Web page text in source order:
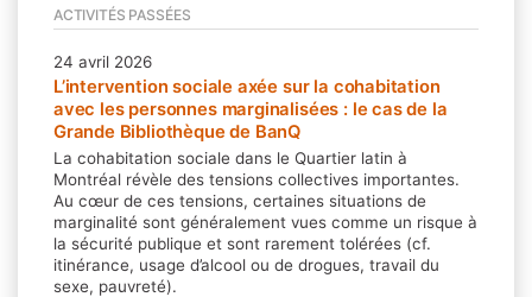
ACTIVITÉS PASSÉES
24 avril 2026
L’intervention sociale axée sur la cohabitation
avec les personnes marginalisées : le cas de la
Grande Bibliothèque de BanQ
La cohabitation sociale dans le Quartier latin à
Montréal révèle des tensions collectives importantes.
Au cœur de ces tensions, certaines situations de
marginalité sont généralement vues comme un risque à
la sécurité publique et sont rarement tolérées (cf.
itinérance, usage d’alcool ou de drogues, travail du
sexe, pauvreté).